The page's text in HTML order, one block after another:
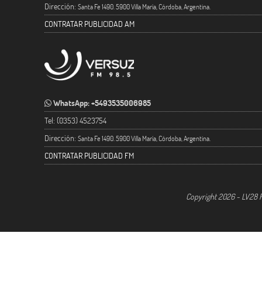
Dirección: Santa Fe 1490. 5900 Villa María, Córdoba, Argentina.
CONTRATAR PUBLICIDAD AM
WhatsApp: +5493535006985
Tel: (0353) 4523754
Dirección: Santa Fe 1490. 5900 Villa María, Córdoba, Argentina.
CONTRATAR PUBLICIDAD FM
Copyright 2026 - LV28